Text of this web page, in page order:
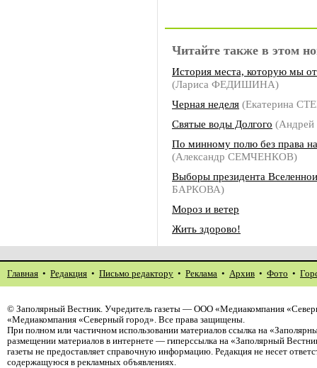
Читайте также в этом
История места, которую мы
(Лариса ФЕДИШИНА)
Черная неделя (Екатерина
Святые воды Долгого
По минному полю без права
(Александр СЕМЧЕНКОВ)
Выборы президента Вселеннои
БАРКОВА)
Мороз и ветер
Жить здорово!
Главная • Редакция • Письмо редактору • Реклама • Архив • Фото •
© Заполярный Вестник. Учредитель газеты — ООО «Медиакомпания
«Медиакомпания «Северный город». Все права защищены.
При полном или частичном использовании материалов ссылка на
размещении материалов в интернете — гиперссылка на «Заполярный
газеты не предоставляет справочную информацию. Редакция не несет
содержащуюся в рекламных объявлениях.